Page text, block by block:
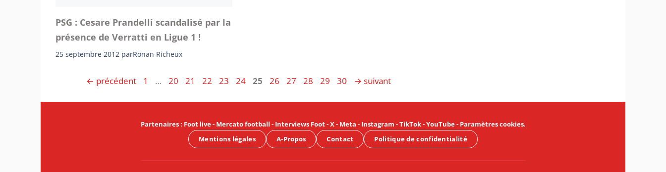
PSG : Cesare Prandelli scandalisé par la
présence de Verratti en Ligue 1 !
25 septembre 2012 parRonan Richeux
← précédent Page
1 … Page
20 Page
21 Page
22 Page
23 Page
24 Page
25 Page
26 Page
27 Page
28 Page
29 Page
30 → suivant
Partenaires: Foot live- Mercato football - Interviews Foot-X- Meta - Instagram -TikTok-YouTube- Paramètres cookies.
Mentions légales
A-Propos Contact Politique de confidentialité